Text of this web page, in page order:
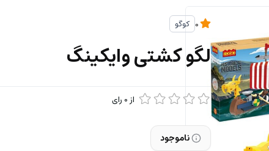
کوگو
لگو کشتی وایکینگ
از0 رای
ناموجود